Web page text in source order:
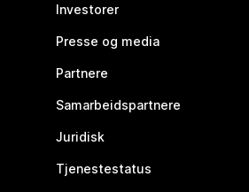
Investorer
Presse og media
Partnere
Samarbeidspartnere
Juridisk
Tjenestestatus